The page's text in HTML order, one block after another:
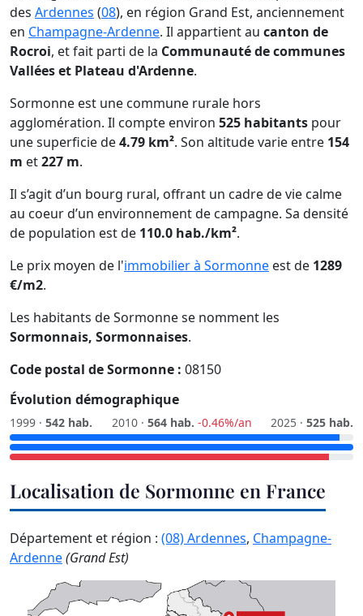
des Ardennes (08), en région Grand Est, anciennement
en Champagne-Ardenne. Il appartient au canton de
Rocroi, et fait parti de la Communauté de communes
Vallées et Plateau d'Ardenne.
Sormonne est une commune rurale hors
agglomération. Il compte environ 525 habitants pour
une superficie de4.79 km². Son altitude varie entre 154
m et227 m.
Il s’agit d’un bourg rural, offrant un cadre de vie calme
au coeur d’un environnement de campagne. Sa densité
de population est de 110.0 hab./km².
Le prix moyen de l'immobilier à Sormonne est de 1289
€/m2.
Les habitants de Sormonne se nomment les
Sormonnais, Sormonnaises.
Code postal de Sormonne : 08150
Évolution démographique
1999 · 542 hab. 2010 · 564 hab. -0.46%/an 2025 · 525 hab.
Localisation de Sormonne en France
Département et région : (08) Ardennes, Champagne-
Ardenne(Grand Est)